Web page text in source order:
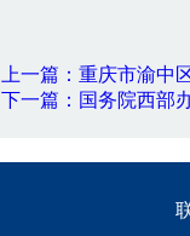
上一篇：重庆市渝中
下一篇：国务院西部